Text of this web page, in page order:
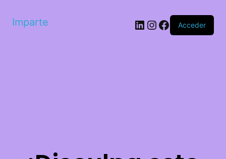
Imparte LinkedIn
Instagram
Facebook
Acceder